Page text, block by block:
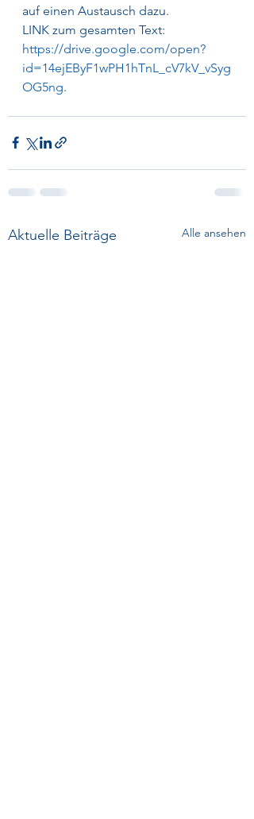
auf einen Austausch dazu.
LINK zum gesamten Text:
https://drive.google.com/open?
id=14ejEByF1wPH1hTnL_cV7kV_vSyg
OG5ng.
Aktuelle Beiträge Alle ansehen